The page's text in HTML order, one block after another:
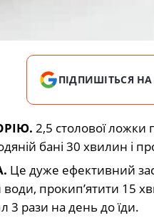
ПІДПИШІТЬСЯ НА
2,5 столової ложки
бані 30 хвилин і
Це дуже ефективний
прокип’ятити 15
3 рази на день до їди.